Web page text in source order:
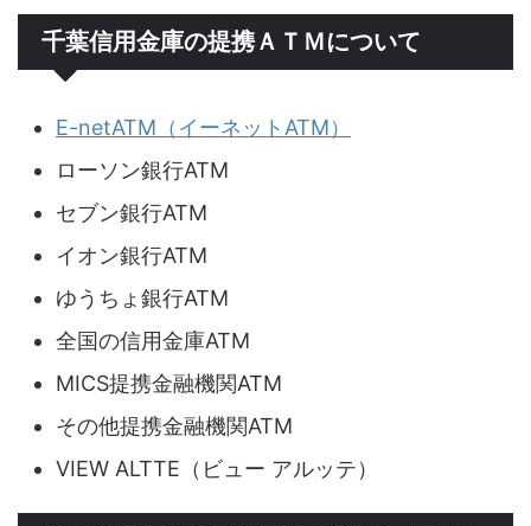
千葉信用金庫の提携ＡＴＭについて
E-netATM（イーネットATM）
ローソン銀行ATM
セブン銀行ATM
イオン銀行ATM
ゆうちょ銀行ATM
全国の信用金庫ATM
MICS提携金融機関ATM
その他提携金融機関ATM
VIEW ALTTE（ビュー アルッテ）